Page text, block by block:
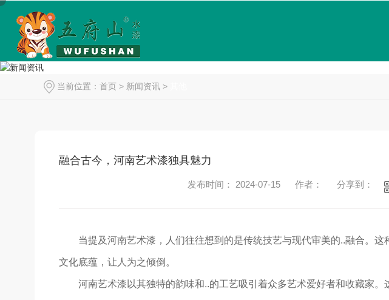
当前位置： 首页 > 新闻资讯 >
融合古今，河南艺术漆独具魅力
发布时间： 2024-07-15 作者： 分享到：
当提及河南艺术漆，人们往往想到的是传统技艺与现代审美的..融合。
文化底蕴，让人为之倾倒。
河南艺术漆以其独特的韵味和..的工艺吸引着众多艺术爱好者和收藏家